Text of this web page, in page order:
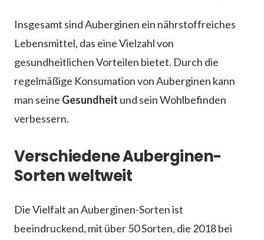
Insgesamt sind Auberginen ein nährstoffreiches
Lebensmittel, das eine Vielzahl von
gesundheitlichen Vorteilen bietet. Durch die
regelmäßige Konsumation von Auberginen kann
man seine Gesundheit und sein Wohlbefinden
verbessern.
Verschiedene Auberginen-
Sorten weltweit
Die Vielfalt an Auberginen-Sorten ist
beeindruckend, mit über 50 Sorten, die 2018 bei